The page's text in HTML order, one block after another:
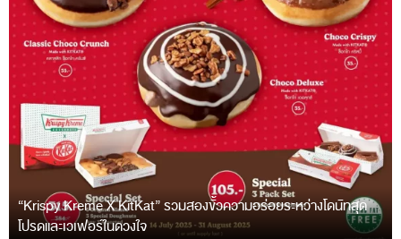
“Krispy Kreme X KitKat” รวมสองขั้วความอร่อยระหว่างโดนัทสุด
โปรดและเวเฟอร์ในดวงใจ